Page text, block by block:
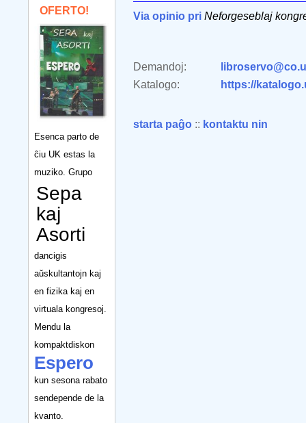
OFERTO!
Esenca parto de
ĉiu UK estas la
muziko. Grupo
Sepa
kaj
Asorti
dancigis
aŭskultantojn kaj
en fizika kaj en
virtuala kongresoj.
Mendu la
kompaktdiskon
Espero
kun sesona rabato
sendepende de la
kvanto.
Via opinio pri Neforgeseblaj
Demandoj:
Katalogo:
https://
starta paĝo :: kontaktu nin